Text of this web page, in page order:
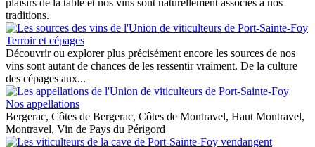
traditions.
Terroir et cépages
Découvrir ou explorer plus précisément encore les sources de nos
vins sont autant de chances de les ressentir vraiment. De la culture
des cépages aux...
Nos appellations
Bergerac, Côtes de Bergerac, Côtes de Montravel, Haut Montravel,
Montravel, Vin de Pays du Périgord